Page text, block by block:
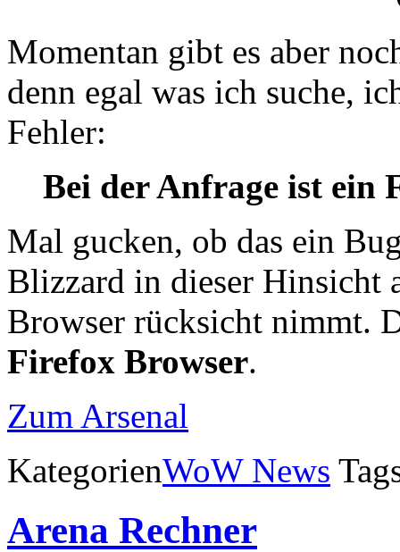
Momentan gibt es aber
denn egal was ich suche,
Fehler:
Bei der Anfrage ist ein
Mal gucken, ob das ein
Blizzard in dieser Hinsicht
Browser rücksicht nimmt.
Firefox Browser.
Zum Arsenal
KategorienWoW News
Arena Rechner